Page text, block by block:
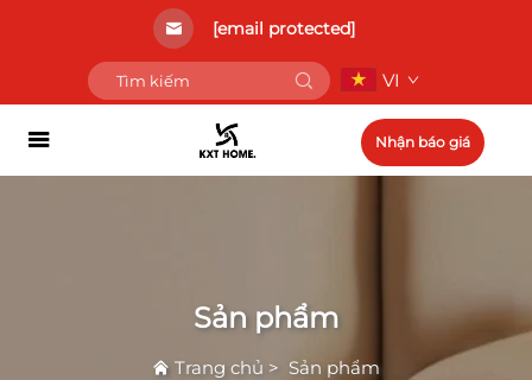
[email protected]
VI
Nhận báo giá
Sản phẩm
Trang chủ > Sản phẩm